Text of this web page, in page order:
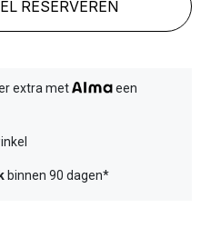
RESERVEREN
extra met een
binnen 90 dagen*